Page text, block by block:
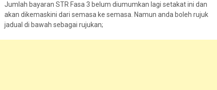
Jumlah bayaran STR Fasa 3 belum diumumkan lagi setakat ini dan
akan dikemaskini dari semasa ke semasa. Namun anda boleh rujuk
jadual di bawah sebagai rujukan;